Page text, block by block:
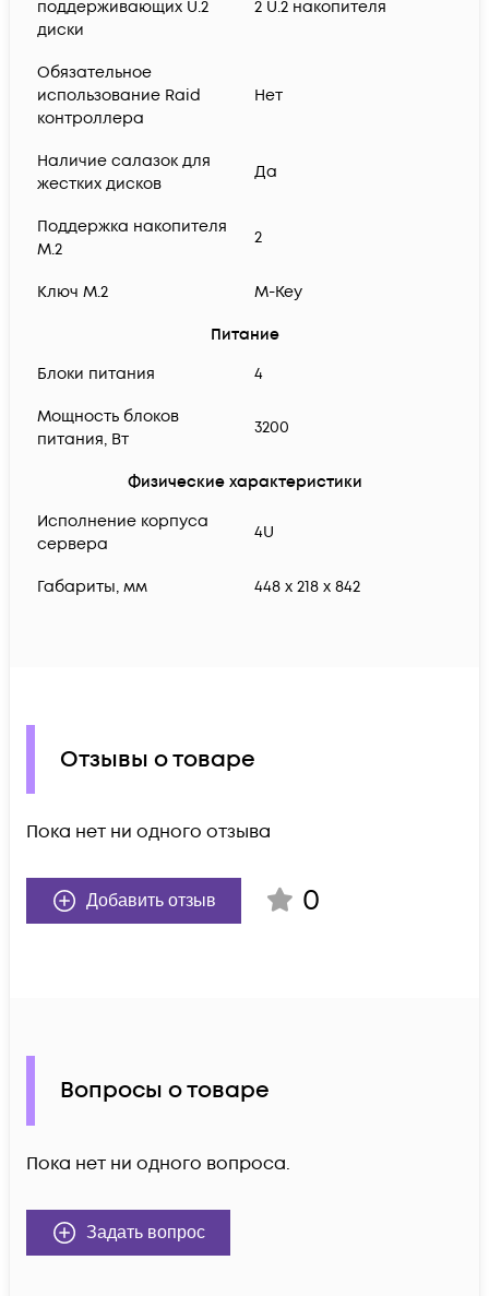
поддерживающих U.2
диски
2 U.2 накопителя
Обязательное
использование Raid
контроллера
Нет
Наличие салазок для
жестких дисков
Да
Поддержка накопителя
M.2
2
Ключ M.2 M-Key
Питание
Блоки питания
4
Мощность блоков
питания, Вт
3200
Физические характеристики
Исполнение корпуса
сервера
4U
Габариты, мм 448 x 218 x 842
Отзывы о товаре
Пока нет ни одного отзыва
Добавить отзыв 0
Вопросы о товаре
Пока нет ни одного вопроса.
Задать вопрос